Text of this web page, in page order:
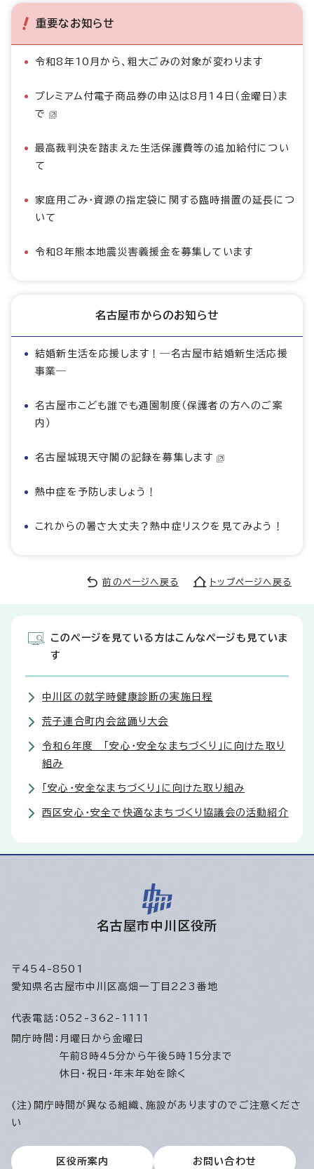
重要なお知らせ
令和8年10月から、粗大ごみの対象が変わります
プレミアム付電子商品券の申込は8月14日（金曜日）ま
で
最高裁判決を踏まえた生活保護費等の追加給付につい
て
家庭用ごみ・資源の指定袋に関する臨時措置の延長につ
いて
令和8年熊本地震災害義援金を募集しています
名古屋市からのお知らせ
結婚新生活を応援します！―名古屋市結婚新生活応援
事業―
名古屋市こども誰でも通園制度（保護者の方へのご案
内）
名古屋城現天守閣の記録を募集します
熱中症を予防しましょう！
これからの暑さ大丈夫？熱中症リスクを見てみよう！
前のページへ戻る トップページへ戻る
このページを見ている方はこんなページも見ていま
す
中川区の就学時健康診断の実施日程
荒子連合町内会盆踊り大会
令和6年度 「安心・安全なまちづくり」に向けた取り
組み
「安心・安全なまちづくり」に向けた取り組み
西区安心・安全で快適なまちづくり協議会の活動紹介
名古屋市中川区役所
〒454-8501
愛知県名古屋市中川区高畑一丁目223番地
代表電話： 052-362-1111
開庁時間： 月曜日から金曜日
午前8時45分から午後5時15分まで
休日・祝日・年末年始を除く
(注)開庁時間が異なる組織、施設がありますのでご注意くださ
い
区役所案内 お問い合わせ